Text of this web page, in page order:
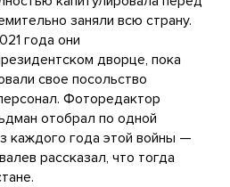
заняли всю страну.
года они
дворце, пока
свое посольство
Фоторедактор
отобрал по одной
каждого года этой войны —
рассказал, что тогда